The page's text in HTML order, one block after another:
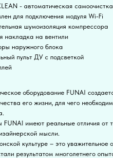
- автоматическая
для подключения модуля Wi-Fi
шумоизоляция компрессора
накладка на вентили
наружного блока
пульт ДУ с подсветкой
оборудование FUNAI
его жизни, для чего
FUNAI имеют реальные отличия от
мысли.
культуре – это
результатом многолетнего